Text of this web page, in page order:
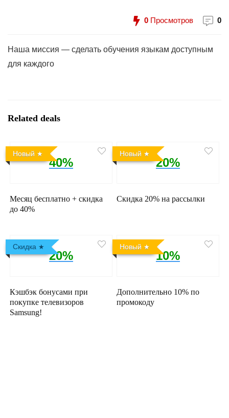
0 Просмотров 0
Наша миссия — сделать обучения языкам доступным
для каждого
Related deals
Новый
40%
Месяц бесплатно + скидка
до 40%
Новый
20%
Скидка 20% на рассылки
Скидка
20%
Кэшбэк бонусами при
покупке телевизоров
Samsung!
Новый
10%
Дополнительно 10% по
промокоду